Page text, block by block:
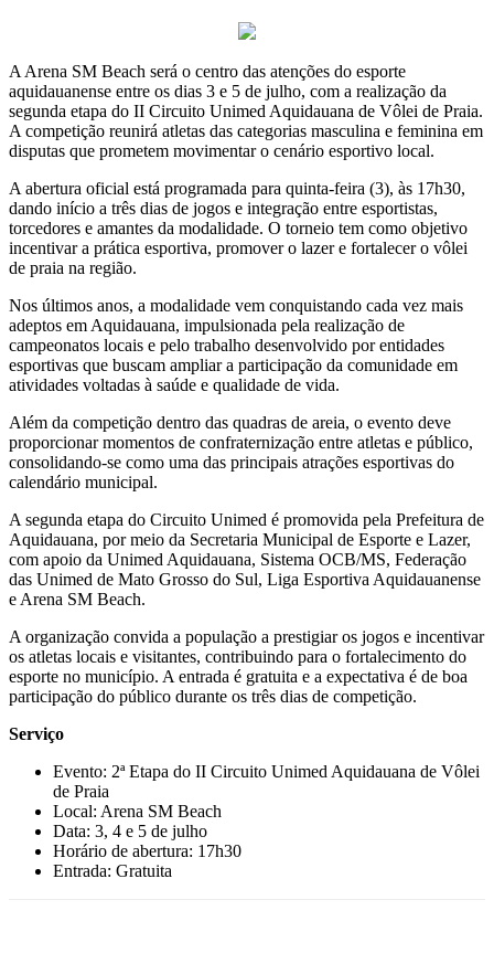
A Arena SM Beach será o centro das atenções do esporte
aquidauanense entre os dias 3 e 5 de julho, com a realização da
segunda etapa do II Circuito Unimed Aquidauana de Vôlei de Praia.
A competição reunirá atletas das categorias masculina e feminina em
disputas que prometem movimentar o cenário esportivo local.
A abertura oficial está programada para quinta-feira (3), às 17h30,
dando início a três dias de jogos e integração entre esportistas,
torcedores e amantes da modalidade. O torneio tem como objetivo
incentivar a prática esportiva, promover o lazer e fortalecer o vôlei
de praia na região.
Nos últimos anos, a modalidade vem conquistando cada vez mais
adeptos em Aquidauana, impulsionada pela realização de
campeonatos locais e pelo trabalho desenvolvido por entidades
esportivas que buscam ampliar a participação da comunidade em
atividades voltadas à saúde e qualidade de vida.
Além da competição dentro das quadras de areia, o evento deve
proporcionar momentos de confraternização entre atletas e público,
consolidando-se como uma das principais atrações esportivas do
calendário municipal.
A segunda etapa do Circuito Unimed é promovida pela Prefeitura de
Aquidauana, por meio da Secretaria Municipal de Esporte e Lazer,
com apoio da Unimed Aquidauana, Sistema OCB/MS, Federação
das Unimed de Mato Grosso do Sul, Liga Esportiva Aquidauanense
e Arena SM Beach.
A organização convida a população a prestigiar os jogos e incentivar
os atletas locais e visitantes, contribuindo para o fortalecimento do
esporte no município. A entrada é gratuita e a expectativa é de boa
participação do público durante os três dias de competição.
Serviço
Evento: 2ª Etapa do II Circuito Unimed Aquidauana de Vôlei
de Praia
Local: Arena SM Beach
Data: 3, 4 e 5 de julho
Horário de abertura: 17h30
Entrada: Gratuita